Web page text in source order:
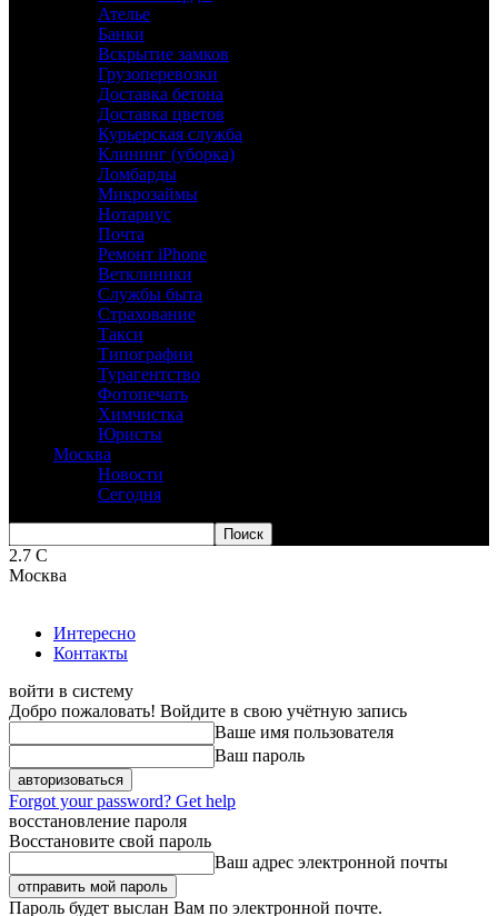
Ателье
Банки
Вскрытие замков
Грузоперевозки
Доставка бетона
Доставка цветов
Курьерская служба
Клининг (уборка)
Ломбарды
Микрозаймы
Нотариус
Почта
Ремонт iPhone
Ветклиники
Службы быта
Страхование
Такси
Типографии
Турагентство
Фотопечать
Химчистка
Юристы
Москва
Новости
Сегодня
2.7 C
Москва
Интересно
Контакты
войти в систему
Добро пожаловать! Войдите в свою учётную запись
Ваше имя пользователя
Ваш пароль
Forgot your password? Get help
восстановление пароля
Восстановите свой пароль
Ваш адрес электронной почты
Пароль будет выслан Вам по электронной почте.